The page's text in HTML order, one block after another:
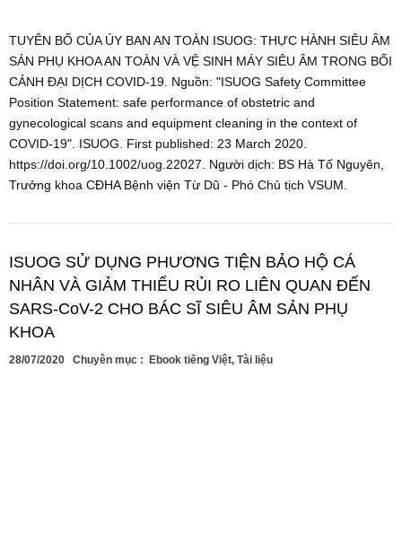
TUYÊN BỐ CỦA ỦY BAN AN TOÀN ISUOG: THỰC HÀNH SIÊU ÂM
SẢN PHỤ KHOA AN TOÀN VÀ VỆ SINH MÁY SIÊU ÂM TRONG BỐI
CẢNH ĐẠI DỊCH COVID-19. Nguồn: "ISUOG Safety Committee
Position Statement: safe performance of obstetric and
gynecological scans and equipment cleaning in the context of
COVID‐19". ISUOG. First published: 23 March 2020.
https://doi.org/10.1002/uog.22027. Người dịch: BS Hà Tố Nguyên,
Trưởng khoa CĐHA Bệnh viện Từ Dũ - Phó Chủ tịch VSUM.
ISUOG SỬ DỤNG PHƯƠNG TIỆN BẢO HỘ CÁ
NHÂN VÀ GIẢM THIỂU RỦI RO LIÊN QUAN ĐẾN
SARS-CoV-2 CHO BÁC SĨ SIÊU ÂM SẢN PHỤ
KHOA
28/07/2020 Chuyên mục : Ebook tiếng Việt, Tài liệu